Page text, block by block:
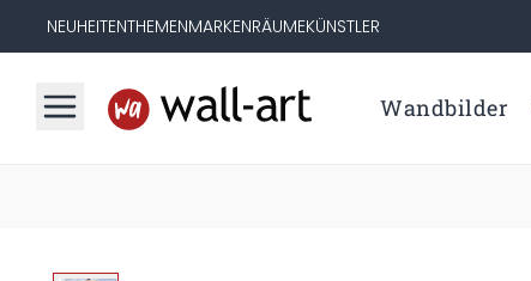
NEUHEITENTHEMENMARKENRÄUMEKÜNSTLER
Wandbilder